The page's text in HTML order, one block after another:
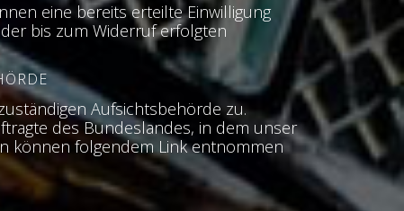
eine bereits erteilte Einwilligung
bis zum Widerruf erfolgten
Aufsichtsbehörde zu.
des Bundeslandes, in dem unser
können folgendem Link entnommen